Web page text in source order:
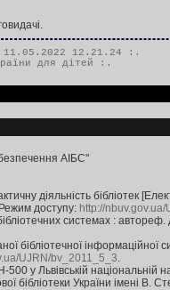
12.21.24 :.
для дітей :.
АІБС"
діяльність бібліотек
доступу: http://
системах :
бібліотечної інформаційної
UJRN/bv_2011_5_3.
у Львівській національній
бібліотеки України